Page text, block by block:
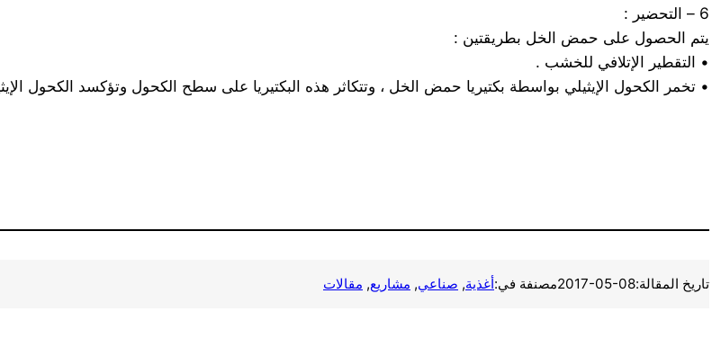
6 – التحضير :
يتم الحصول على حمض الخل بطريقتين :
• التقطير الإتلافي للخشب .
• تخمر الكحول الإيثيلي بواسطة بكتيريا حمض الخل ، وتتكاثر هذه البكتيريا على سطح الكحول وتؤكسد الكحول
تاريخ المقالة:2017-05-08مصنفة في:أغذية, صناعي, مشاريع, مقالات